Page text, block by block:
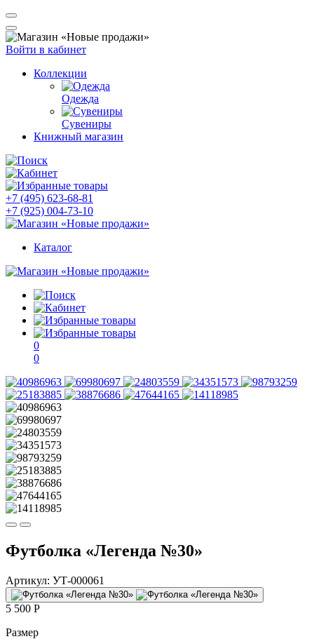
Войти в кабинет
Коллекции
Одежда
Сувениры
Книжный магазин
+7 (495) 623-68-81
+7 (925) 004-73-10
Каталог
0
0
Футболка «Легенда №30»
Артикул: УТ-000061
5 500 P
Размер